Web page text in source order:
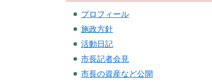
プロフィール
施政方針
活動日記
市長記者会見
市長の資産など公開